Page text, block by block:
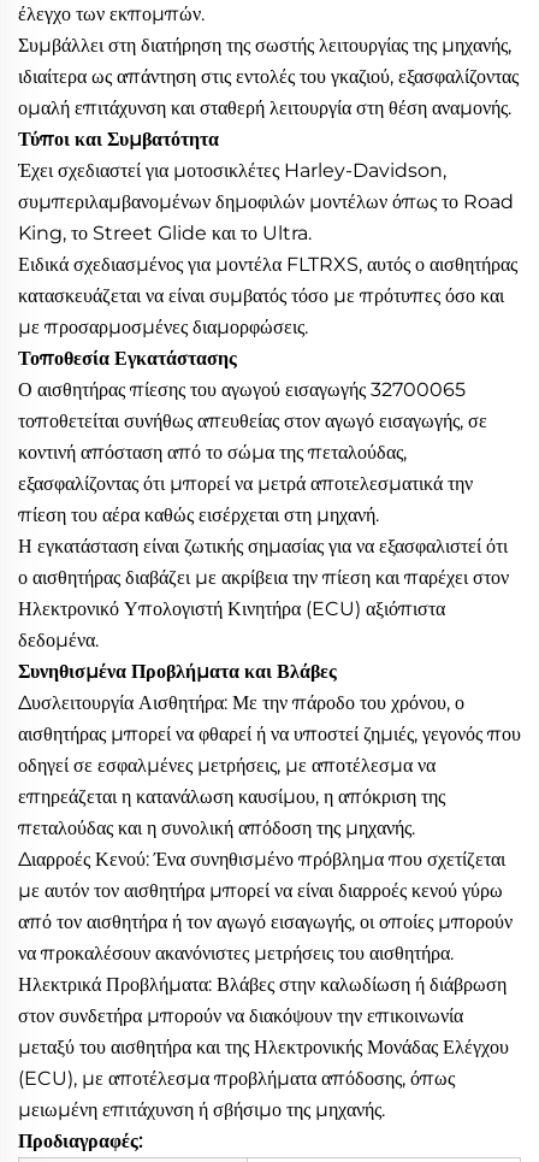
έλεγχο των εκπομπών.
Συμβάλλει στη διατήρηση της σωστής λειτουργίας της μηχανής,
ιδιαίτερα ως απάντηση στις εντολές του γκαζιού, εξασφαλίζοντας
ομαλή επιτάχυνση και σταθερή λειτουργία στη θέση αναμονής.
Τύποι και Συμβατότητα
Έχει σχεδιαστεί για μοτοσικλέτες Harley-Davidson,
συμπεριλαμβανομένων δημοφιλών μοντέλων όπως το Road
King, το Street Glide και το Ultra.
Ειδικά σχεδιασμένος για μοντέλα FLTRXS, αυτός ο αισθητήρας
κατασκευάζεται να είναι συμβατός τόσο με πρότυπες όσο και
με προσαρμοσμένες διαμορφώσεις.
Τοποθεσία Εγκατάστασης
Ο αισθητήρας πίεσης του αγωγού εισαγωγής 32700065
τοποθετείται συνήθως απευθείας στον αγωγό εισαγωγής, σε
κοντινή απόσταση από το σώμα της πεταλούδας,
εξασφαλίζοντας ότι μπορεί να μετρά αποτελεσματικά την
πίεση του αέρα καθώς εισέρχεται στη μηχανή.
Η εγκατάσταση είναι ζωτικής σημασίας για να εξασφαλιστεί ότι
ο αισθητήρας διαβάζει με ακρίβεια την πίεση και παρέχει στον
Ηλεκτρονικό Υπολογιστή Κινητήρα (ECU) αξιόπιστα
δεδομένα.
Συνηθισμένα Προβλήματα και Βλάβες
Δυσλειτουργία Αισθητήρα: Με την πάροδο του χρόνου, ο
αισθητήρας μπορεί να φθαρεί ή να υποστεί ζημιές, γεγονός που
οδηγεί σε εσφαλμένες μετρήσεις, με αποτέλεσμα να
επηρεάζεται η κατανάλωση καυσίμου, η απόκριση της
πεταλούδας και η συνολική απόδοση της μηχανής.
Διαρροές Κενού: Ένα συνηθισμένο πρόβλημα που σχετίζεται
με αυτόν τον αισθητήρα μπορεί να είναι διαρροές κενού γύρω
από τον αισθητήρα ή τον αγωγό εισαγωγής, οι οποίες μπορούν
να προκαλέσουν ακανόνιστες μετρήσεις του αισθητήρα.
Ηλεκτρικά Προβλήματα: Βλάβες στην καλωδίωση ή διάβρωση
στον συνδετήρα μπορούν να διακόψουν την επικοινωνία
μεταξύ του αισθητήρα και της Ηλεκτρονικής Μονάδας Ελέγχου
(ECU), με αποτέλεσμα προβλήματα απόδοσης, όπως
μειωμένη επιτάχυνση ή σβήσιμο της μηχανής.
Προδιαγραφές: